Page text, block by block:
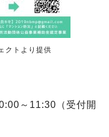
クトより提供
～11:30（受付開